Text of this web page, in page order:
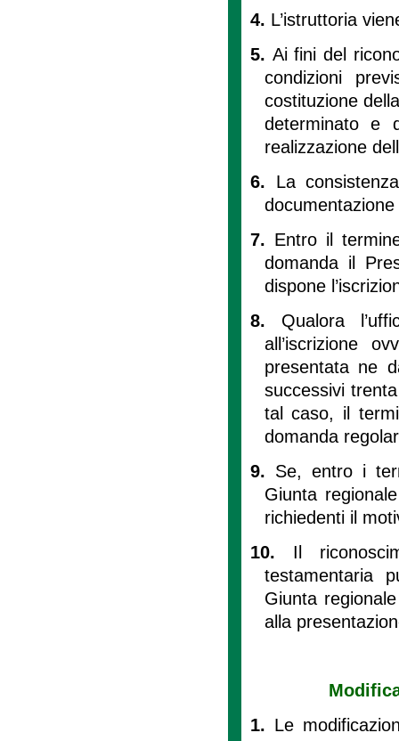
4. L’istruttoria
5. Ai fini del
condizioni
costituzione
determinato e
realizzazione
6. La
7. Entro il
domanda il
dispone
8. Qualora
all’iscrizione
presentata ne
successivi
tal caso, il
domanda
9. Se, entro i
Giunta
richiedenti il
10. Il
testamentaria
Giunta
alla
1. Le